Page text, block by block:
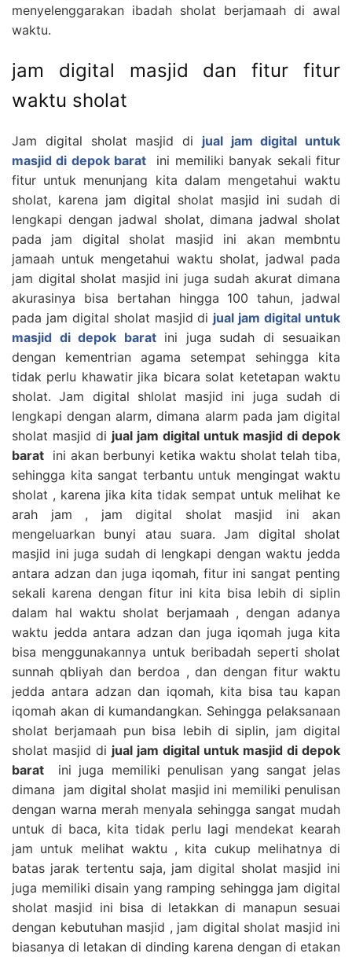
menyelenggarakan ibadah sholat berjamaah di awal
waktu.
jam digital masjid dan fitur fitur
waktu sholat
Jam digital sholat masjid di
jual jam digital untuk
masjid di depok barat
ini memiliki banyak sekali fitur
fitur untuk menunjang kita dalam mengetahui waktu
sholat, karena jam digital sholat masjid ini sudah di
lengkapi dengan jadwal sholat, dimana jadwal sholat
pada jam digital sholat masjid ini akan membntu
jamaah untuk mengetahui waktu sholat, jadwal pada
jam digital sholat masjid ini juga sudah akurat dimana
akurasinya bisa bertahan hingga 100 tahun, jadwal
pada jam digital sholat masjid di jual jam digital untuk
masjid di depok baratini juga sudah di sesuaikan
dengan kementrian agama setempat sehingga kita
tidak perlu khawatir jika bicara solat ketetapan waktu
sholat. Jam digital shlolat masjid ini juga sudah di
lengkapi dengan alarm, dimana alarm pada jam digital
sholat masjid di jual jam digital untuk masjid di depok
barat ini akan berbunyi ketika waktu sholat telah tiba,
sehingga kita sangat terbantu untuk mengingat waktu
sholat , karena jika kita tidak sempat untuk melihat ke
arah jam , jam digital sholat masjid ini akan
mengeluarkan bunyi atau suara. Jam digital sholat
masjid ini juga sudah di lengkapi dengan waktu jedda
antara adzan dan juga iqomah, fitur ini sangat penting
sekali karena dengan fitur ini kita bisa lebih di siplin
dalam hal waktu sholat berjamaah , dengan adanya
waktu jedda antara adzan dan juga iqomah juga kita
bisa menggunakannya untuk beribadah seperti sholat
sunnah qbliyah dan berdoa , dan dengan fitur waktu
jedda antara adzan dan iqomah, kita bisa tau kapan
iqomah akan di kumandangkan. Sehingga pelaksanaan
sholat berjamaah pun bisa lebih di siplin, jam digital
sholat masjid di jual jam digital untuk masjid di depok
barat ini juga memiliki penulisan yang sangat jelas
dimana jam digital sholat masjid ini memiliki penulisan
dengan warna merah menyala sehingga sangat mudah
untuk di baca, kita tidak perlu lagi mendekat kearah
jam untuk melihat waktu , kita cukup melihatnya di
batas jarak tertentu saja, jam digital sholat masjid ini
juga memiliki disain yang ramping sehingga jam digital
sholat masjid ini bisa di letakkan di manapun sesuai
dengan kebutuhan masjid , jam digital sholat masjid ini
biasanya di letakan di dinding karena dengan di etakan